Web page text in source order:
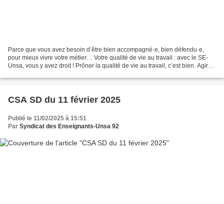
Parce que vous avez besoin d’être bien accompagné·e, bien défendu·e,
pour mieux vivre votre métier… Votre qualité de vie au travail : avec le SE-
Unsa, vous y avez droit ! Prôner la qualité de vie au travail, c’est bien. Agir
CSA SD du 11 février 2025
Publié le 11/02/2025 à 15:51
Par Syndicat des Enseignants-Unsa 92